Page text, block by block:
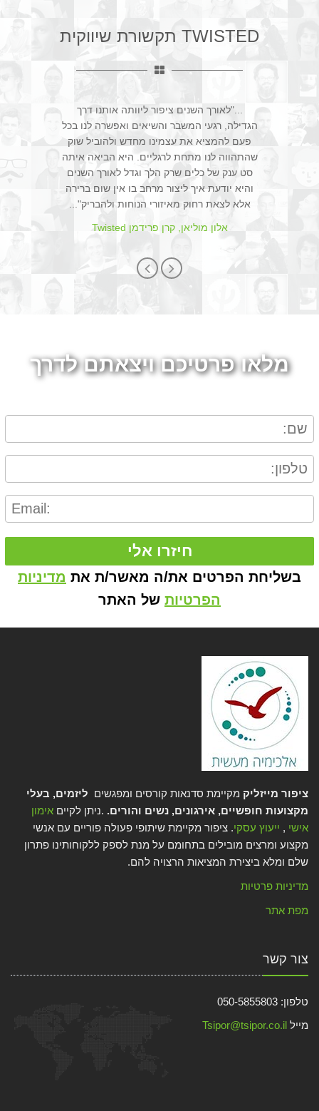
TWISTED תקשורת שיווקית
..."לאורך השנים ציפור ליוותה אותנו דרך
הגדילה, רגעי המשבר והשיאים ואפשרה לנו בכל
פעם להמציא את עצמינו מחדש ולהוביל שוק
שהתהווה לנו מתחת לרגליים. היא הביאה איתה
סט ענק של כלים שרק הלך וגדל לאורך השנים
והיא יודעת איך ליצור מרחב בו אין שום ברירה
אלא לצאת רחוק מאיזורי הנוחות ולהבריק"...
אלון מוליאן, קרן פרידמן Twisted
מלאו פרטיכם ויצאתם לדרך
חיזרו אלי
בשליחת הפרטים את/ה מאשר/ת את מדיניות
הפרטיות של האתר
ציפור מייזליק מקיימת סדנאות קורסים ומפגשים ליזמים, בעלי
מקצועות חופשיים, אירגונים, נשים והורים. .ניתן לקיים אימון
אישי , ייעוץ עסקי. ציפור מקיימת שיתופי פעולה פוריים עם אנשי
מקצוע ומרצים מובילים בתחומם על מנת לספק ללקוחותינו פתרון
שלם ומלא ביצירת המציאות הרצויה להם.
מדיניות פרטיות
מפת אתר
צור קשר
טלפון: 050-5855803
מייל Tsipor@tsipor.co.il